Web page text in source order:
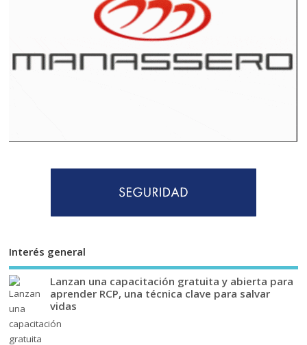
Interés general
Lanzan una capacitación gratuita y abierta para
aprender RCP, una técnica clave para salvar
vidas